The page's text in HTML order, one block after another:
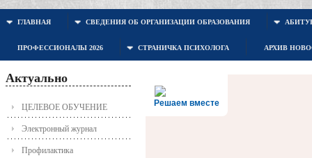
ГЛАВНАЯ СВЕДЕНИЯ ОБ ОРГАНИЗАЦИИ ОБРАЗОВАНИЯ
ПРОФЕССИОНАЛЫ 2026 СТРАНИЧКА ПСИХОЛОГА АРХИВ
Актуально
ЦЕЛЕВОЕ ОБУЧЕНИЕ
Электронный журнал
Профилактика
Решаем вместе